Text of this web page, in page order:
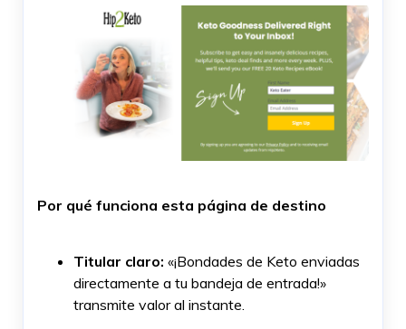
Por qué funciona esta página de destino
Titular claro: «¡Bondades de Keto enviadas
directamente a tu bandeja de entrada!»
transmite valor al instante.